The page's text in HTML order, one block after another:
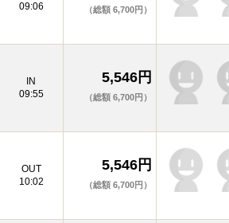
09:06
（総額 6,700円）
IN
09:55
5,546円
（総額 6,700円）
OUT
10:02
5,546円
（総額 6,700円）